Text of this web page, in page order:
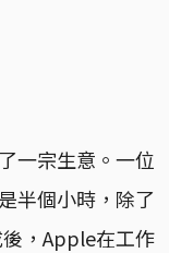
一宗生意。一位
半個小時，除了
，Apple在工作